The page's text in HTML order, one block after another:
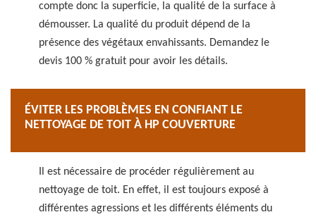
compte donc la superficie, la qualité de la surface à
démousser. La qualité du produit dépend de la
présence des végétaux envahissants. Demandez le
devis 100 % gratuit pour avoir les détails.
ÉVITER LES PROBLÈMES EN CONFIANT LE
NETTOYAGE DE TOIT À HP COUVERTURE
Il est nécessaire de procéder régulièrement au
nettoyage de toit. En effet, il est toujours exposé à
différentes agressions et les différents éléments du